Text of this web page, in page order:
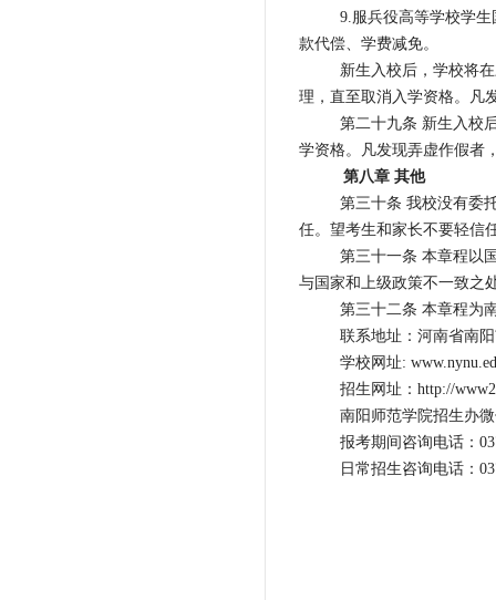
9.服兵役高等学校学
款代偿、学费减免。
新生入校后，学校将
理，直至取消入学资格。凡
第二十九条 新生入校
学资格。凡发现弄虚作假者
第八章 其他
第三十条 我校没有委
任。望考生和家长不要轻信
第三十一条 本章程以
与国家和上级政策不一致之
第三十二条 本章程为
联系地址：河南省南
学校网址:
招生网址：http://
南阳师范学院招生办
报考期间咨询电话：
日常招生咨询电话：